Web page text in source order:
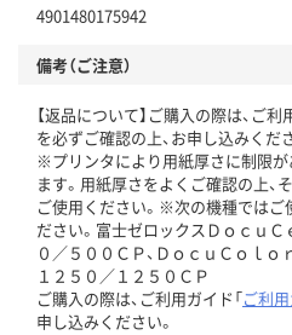
4901480175942
備考（ご注意）
【返品について】ご購入の際は、ご利
を必ずご確認の上、お申し込みくだ
※プリンタにより用紙厚さに制限が
ます。用紙厚さをよくご確認の上、
ご使用ください。※次の機種ではご
ださい。富士ゼロックスＤｏｃｕ
０／５００ＣＰ、ＤｏｃｕＣｏｌ
１２５０／１２５０ＣＰ
ご購入の際は、ご利用ガイド「ご利
申し込みください。